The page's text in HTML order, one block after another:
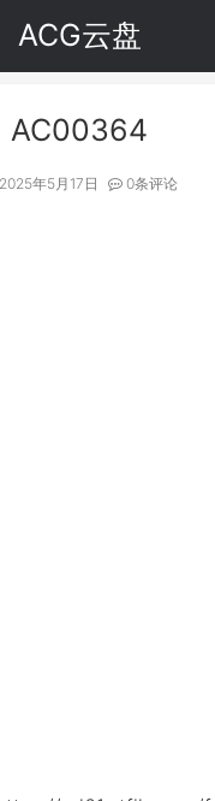
ACG云盘
AC00364
年5月17日 0条评论